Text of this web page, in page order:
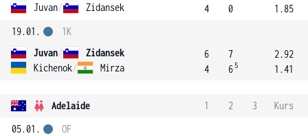
Juvan/ Zidansek
4
0
1.85
19.01.
Juvan/
Zidansek
Kichenok/ Mirza
1K
6
4
7
6 5
2.92
1.41
Adelaide 1 2 3
Kurs
05.01.
OF